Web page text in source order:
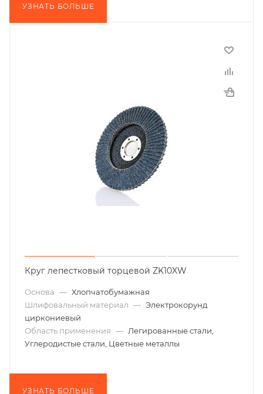
УЗНАТЬ БОЛЬШЕ
Круг лепестковый торцевой ZK10XW
Основа — Хлопчатобумажная
Шлифовальный материал — Электрокорунд
циркониевый
Область применения — Легированные стали,
Углеродистые стали, Цветные металлы
УЗНАТЬ БОЛЬШЕ